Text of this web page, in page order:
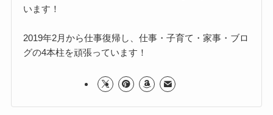
います！
2019年2月から仕事復帰し、仕事・子育て・家事・ブロ
グの4本柱を頑張っています！